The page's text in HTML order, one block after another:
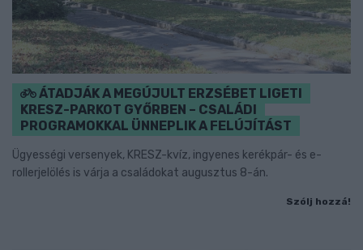
ÁTADJÁK A MEGÚJULT ERZSÉBET LIGETI
KRESZ-PARKOT GYŐRBEN – CSALÁDI
PROGRAMOKKAL ÜNNEPLIK A FELÚJÍTÁST
Ügyességi versenyek, KRESZ-kvíz, ingyenes kerékpár- és e-
rollerjelölés is várja a családokat augusztus 8-án.
Szólj hozzá!